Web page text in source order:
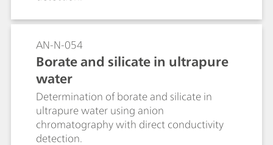
AN-N-054
Borate and silicate in ultrapure
water
Determination of borate and silicate in
ultrapure water using anion
chromatography with direct conductivity
detection.